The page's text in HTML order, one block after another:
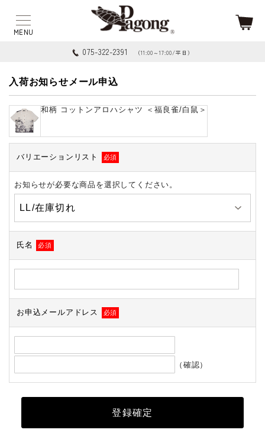
075-322-2391 （11:00～17:00/平日）
入荷お知らせメール申込
和柄 コットンアロハシャツ ＜福良雀/白鼠＞
バリエーションリスト 必須
お知らせが必要な商品を選択してください。
氏名 必須
お申込メールアドレス 必須
（確認）